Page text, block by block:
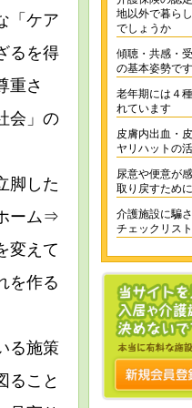
「ケア
るを得
重さ
会」の
脚した
ーム⇒
変えて
を作る
る施策
ること
地以外で暮ら
でしょうか
傾聴・共感・
の基本姿勢です
老年期には４
れています
皮膚内出血・
ヤリハットの
尿意や便意が
取り戻すために
介護施設に騙
チェックリスト